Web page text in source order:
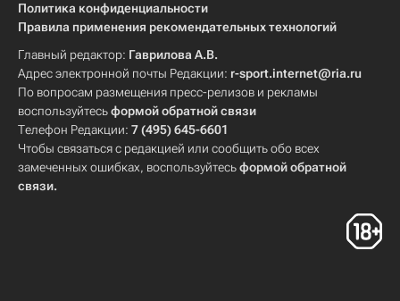
Политика конфиденциальности
Правила применения рекомендательных технологий
Главный редактор: Гаврилова А.В.
Адрес электронной почты Редакции: r-sport.internet@ria.ru
По вопросам размещения пресс-релизов и рекламы
воспользуйтесьформой обратной связи
Телефон Редакции: 7 (495) 645-6601
Чтобы связаться с редакцией или сообщить обо всех
замеченных ошибках, воспользуйтесьформой обратной
связи.